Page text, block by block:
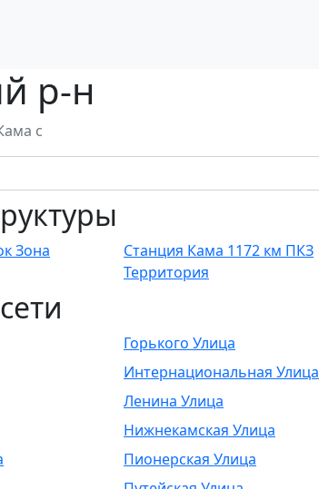
р-н
с
Зона
Станция Кама 1172 км ПКЗ
Территория
Горького Улица
Интернациональная Улица
Ленина Улица
Нижнекамская Улица
Пионерская Улица